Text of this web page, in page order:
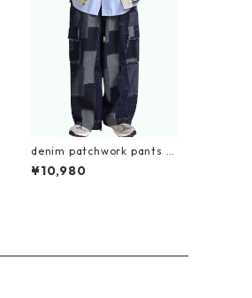
denim patchwork pants D
0117
¥10,980